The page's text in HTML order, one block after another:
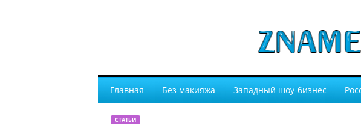
Главная Без макияжа Западный шоу-бизнес
СТАТЬИ